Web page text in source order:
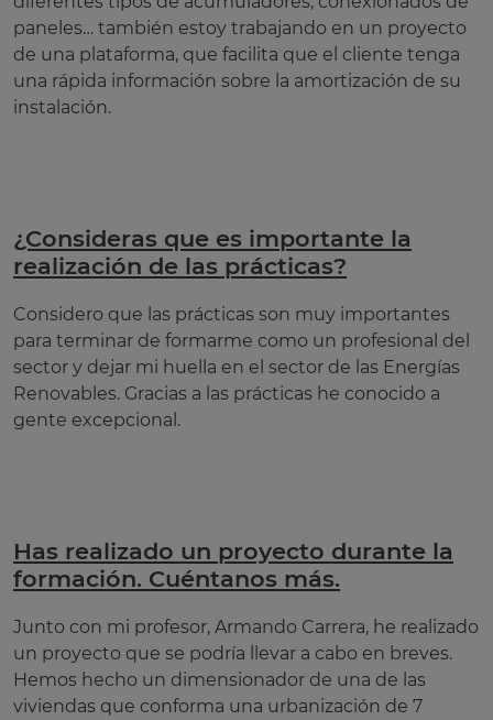
paneles… también estoy trabajando en un proyecto
de una plataforma, que facilita que el cliente tenga
una rápida información sobre la amortización de su
instalación.
¿Consideras que es importante la
realización de las prácticas?
Considero que las prácticas son muy importantes
para terminar de formarme como un profesional del
sector y dejar mi huella en el sector de las Energías
Renovables. Gracias a las prácticas he conocido a
gente excepcional.
Has realizado un proyecto durante la
formación. Cuéntanos más.
Junto con mi profesor, Armando Carrera, he realizado
un proyecto que se podría llevar a cabo en breves.
Hemos hecho un dimensionador de una de las
viviendas que conforma una urbanización de 7